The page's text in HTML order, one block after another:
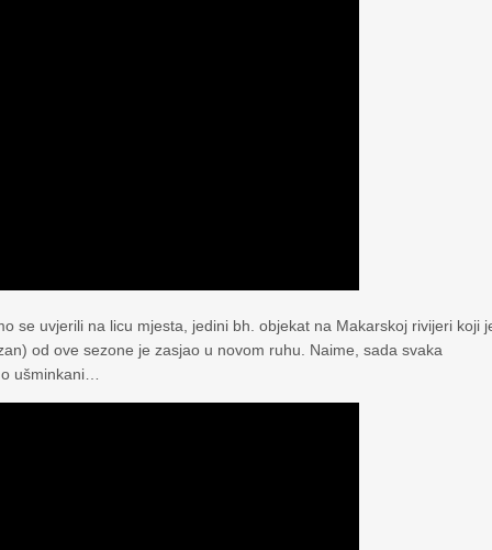
se uvjerili na licu mjesta, jedini bh. objekat na Makarskoj rivijeri koji
od ove sezone je zasjao u novom ruhu. Naime, sada svaka
ušminkani…